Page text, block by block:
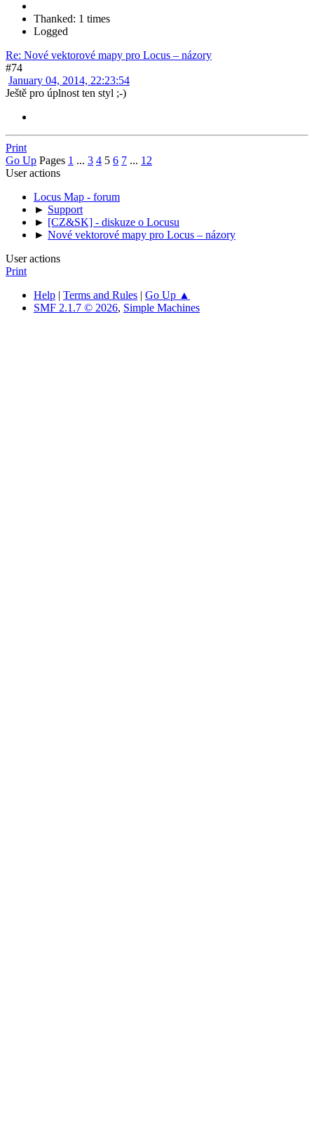
Thanked: 1 times
Logged
Re: Nové vektorové mapy pro Locus – názory
#74
January 04, 2014, 22:23:54
Ještě pro úplnost ten styl ;-)
Print
Go Up Pages 1 ... 3 4 5 6 7 ... 12
User actions
Locus Map - forum
► Support
► [CZ&SK] - diskuze o Locusu
► Nové vektorové mapy pro Locus – názory
User actions
Print
Help | Terms and Rules | Go Up ▲
SMF 2.1.7 © 2026, Simple Machines